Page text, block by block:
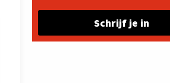
Schrijf je in